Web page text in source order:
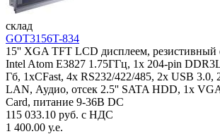
склад
GOT3156T-834
15'' XGA TFT LCD дисплеем, резистивный
Intel Atom E3827 1.75ГГц, 1x 204-pin
Гб, 1xCFast, 4x RS232/422/485, 2x USB 3.0,
LAN, Аудио, отсек 2.5'' SATA HDD, 1x
Card, питание 9-36В DC
115 033.10 руб. с НДС
1 400.00 у.е.